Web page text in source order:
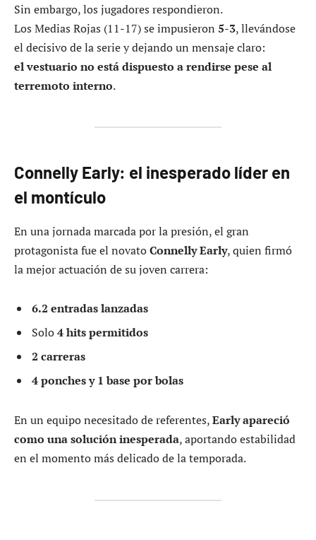
Sin embargo, los jugadores respondieron.
Los Medias Rojas (11-17) se impusieron 5-3, llevándose
el decisivo de la serie y dejando un mensaje claro:
el vestuario no está dispuesto a rendirse pese al
terremoto interno.
Connelly Early: el inesperado líder en
el montículo
En una jornada marcada por la presión, el gran
protagonista fue el novatoConnelly Early, quien firmó
la mejor actuación de su joven carrera:
6.2 entradas lanzadas
Solo4 hits permitidos
2 carreras
4 ponches y 1 base por bolas
En un equipo necesitado de referentes,Early apareció
como una solución inesperada, aportando estabilidad
en el momento más delicado de la temporada.